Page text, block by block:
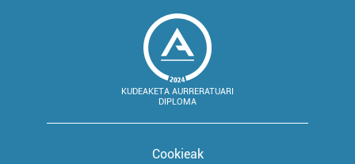
KUDEAKETA AURRERATUARI
DIPLOMA
Cookieak